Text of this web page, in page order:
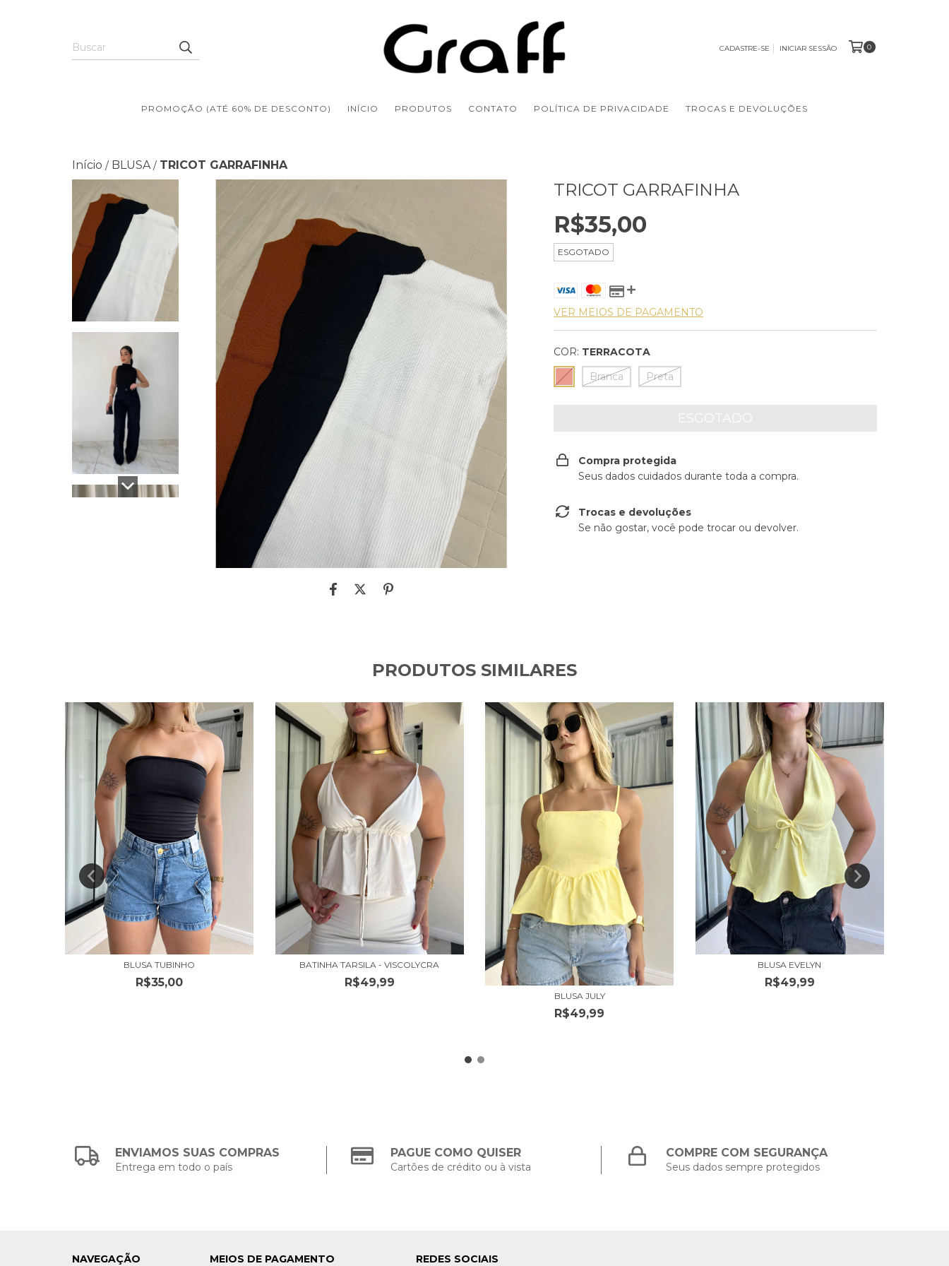
CADASTRE-SE INICIAR SESSÃO 0
PROMOÇÃO (ATÉ 60% DE DESCONTO) INÍCIO PRODUTOS CONTATO POLÍTICA DE PRIVACIDADE TROCAS E DEVOLUÇÕES
Início / BLUSA / TRICOT GARRAFINHA
TRICOT GARRAFINHA
R$35,00
ESGOTADO
VER MEIOS DE PAGAMENTO
COR: TERRACOTA
Branca
Preta
Compra protegida
Seus dados cuidados durante toda a compra.
Trocas e devoluções
Se não gostar, você pode trocar ou devolver.
PRODUTOS SIMILARES
BLUSA TUBINHO
R$35,00
BATINHA TARSILA - VISCOLYCRA
R$49,99
BLUSA JULY
R$49,99
BLUSA EVELYN
R$49,99
ENVIAMOS SUAS COMPRAS
Entrega em todo o país
PAGUE COMO QUISER
Cartões de crédito ou à vista
COMPRE COM SEGURANÇA
Seus dados sempre protegidos
NAVEGAÇÃO MEIOS DE PAGAMENTO REDES SOCIAIS